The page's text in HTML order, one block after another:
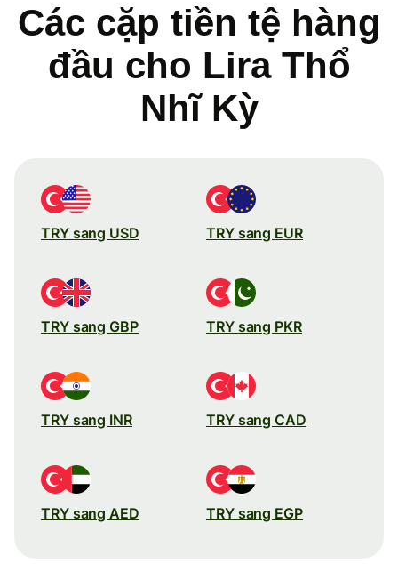
Các cặp tiền tệ hàng
đầu cho Lira Thổ
Nhĩ Kỳ
TRY sang USD TRY sang EUR
TRY sang GBP TRY sang PKR
TRY sang INR TRY sang CAD
TRY sang AED TRY sang EGP